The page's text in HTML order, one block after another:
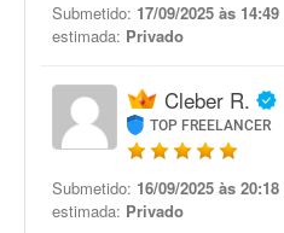
Submetido: 17/09/2025 às 14:49
estimada: Privado
Cleber R.
TOP FREELANCER
Submetido: 16/09/2025 às 20:18
estimada: Privado